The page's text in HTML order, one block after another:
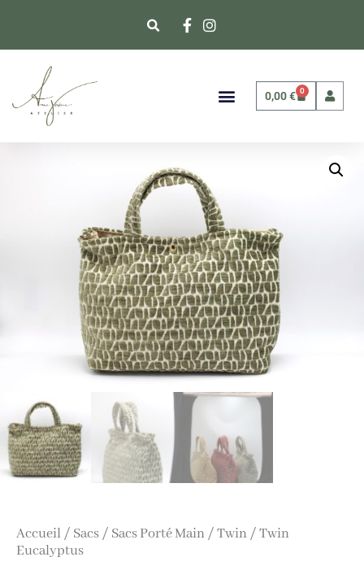
0,00€ 0
Accueil / Sacs / Sacs Porté Main /Twin / Twin
Eucalyptus